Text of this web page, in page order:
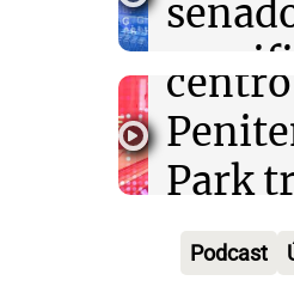
Panorama
Episodios
de
Panorama
Episodios
Park
años
por
Audio.
en
piden
Audio.
Pedro
Podcast